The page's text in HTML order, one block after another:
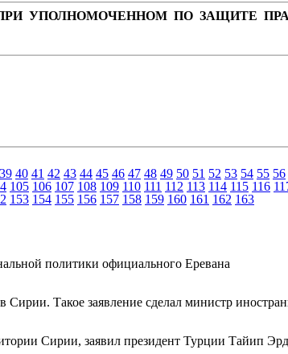
УПОЛНОМОЧЕННОМ ПО ЗАЩИТЕ
39 40 41 42 43 44 45 46 47 48 49 50 51 52 53 54 55 56
105 106 107 108 109 110 111 112 113 114 115 116
153 154 155 156 157 158 159 160 161 162 163
политики официального Еревана
Такое заявление сделал министр
Сирии, заявил президент Турции Тайип